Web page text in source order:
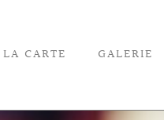
LA CARTE GALERIE